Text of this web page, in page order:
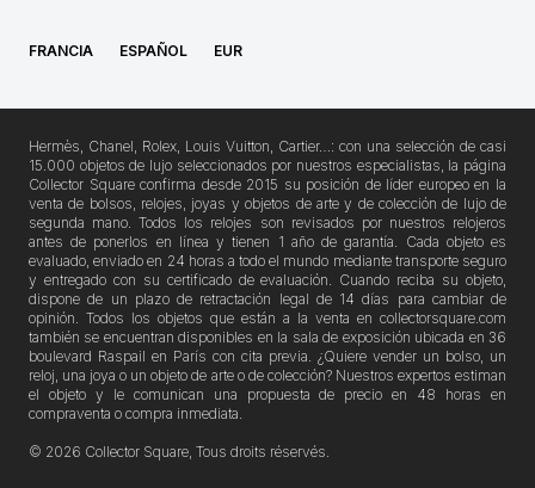
FRANCIA ESPAÑOL EUR
Hermès, Chanel, Rolex, Louis Vuitton, Cartier…: con una selección de casi
15.000 objetos de lujo seleccionados por nuestros especialistas, la página
Collector Square confirma desde 2015 su posición de líder europeo en la
venta de bolsos, relojes, joyas y objetos de arte y de colección de lujo de
segunda mano. Todos los relojes son revisados por nuestros relojeros
antes de ponerlos en línea y tienen 1 año de garantía. Cada objeto es
evaluado, enviado en 24 horas a todo el mundo mediante transporte seguro
y entregado con su certificado de evaluación. Cuando reciba su objeto,
dispone de un plazo de retractación legal de 14 días para cambiar de
opinión. Todos los objetos que están a la venta en collectorsquare.com
también se encuentran disponibles en la sala de exposición ubicada en 36
boulevard Raspail en París con cita previa. ¿Quiere vender un bolso, un
reloj, una joya o un objeto de arte o de colección? Nuestros expertos estiman
el objeto y le comunican una propuesta de precio en 48 horas en
compraventa o compra inmediata.
© 2026 Collector Square, Tous droits réservés.